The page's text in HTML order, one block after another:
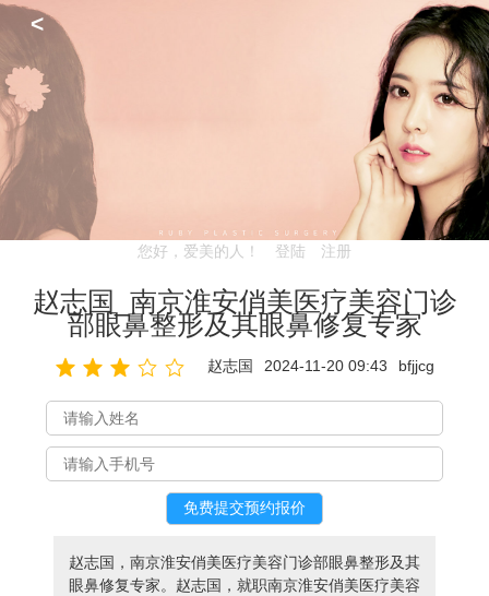
<
您好，爱美的人！ 登陆 注册
赵志国_南京淮安俏美医疗美容门诊
部眼鼻整形及其眼鼻修复专家
赵志国 2024-11-20 09:43 bfjjcg
赵志国，南京淮安俏美医疗美容门诊部眼鼻整形及其
眼鼻修复专家。赵志国，就职南京淮安俏美医疗美容